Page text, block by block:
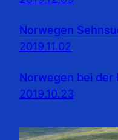
Norwegen
2019.11.02
Norwegen bei
2019.10.23